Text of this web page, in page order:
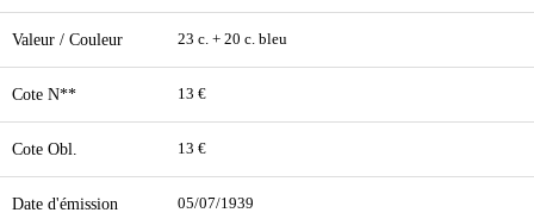
Valeur / Couleur 23 c. + 20 c. bleu
Cote N** 13 €
Cote Obl. 13 €
Date d'émission 05/07/1939